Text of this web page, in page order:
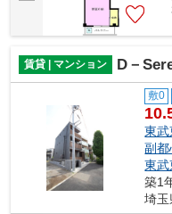
賃貸 | マンション D－
敷0
東武
副都
東武
築1
埼玉